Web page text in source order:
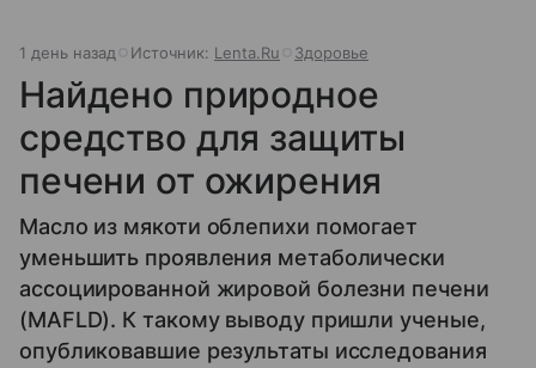
1 день назад Источник: Lenta.Ru Здоровье
Найдено природное
средство для защиты
печени от ожирения
Масло из мякоти облепихи помогает
уменьшить проявления метаболически
ассоциированной жировой болезни печени
(MAFLD). К такому выводу пришли ученые,
опубликовавшие результаты исследования